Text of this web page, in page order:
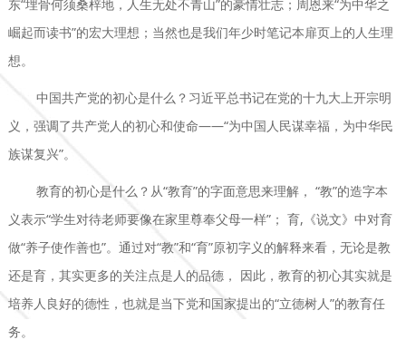
东“埋骨何须桑梓地，人生无处不青山”的豪情壮志；周恩来“为中华之
崛起而读书”的宏大理想；当然也是我们年少时笔记本扉页上的人生理
想。
中国共产党的初心是什么？习近平总书记在党的十九大上开宗明
义，强调了共产党人的初心和使命——“为中国人民谋幸福，为中华民
族谋复兴”。
教育的初心是什么？从“教育”的字面意思来理解， “教”的造字本
义表示“学生对待老师要像在家里尊奉父母一样”； 育,《说文》中对育
做“养子使作善也”。通过对“教”和“育”原初字义的解释来看，无论是教
还是育，其实更多的关注点是人的品德， 因此，教育的初心其实就是
培养人良好的德性，也就是当下党和国家提出的“立德树人”的教育任
务。